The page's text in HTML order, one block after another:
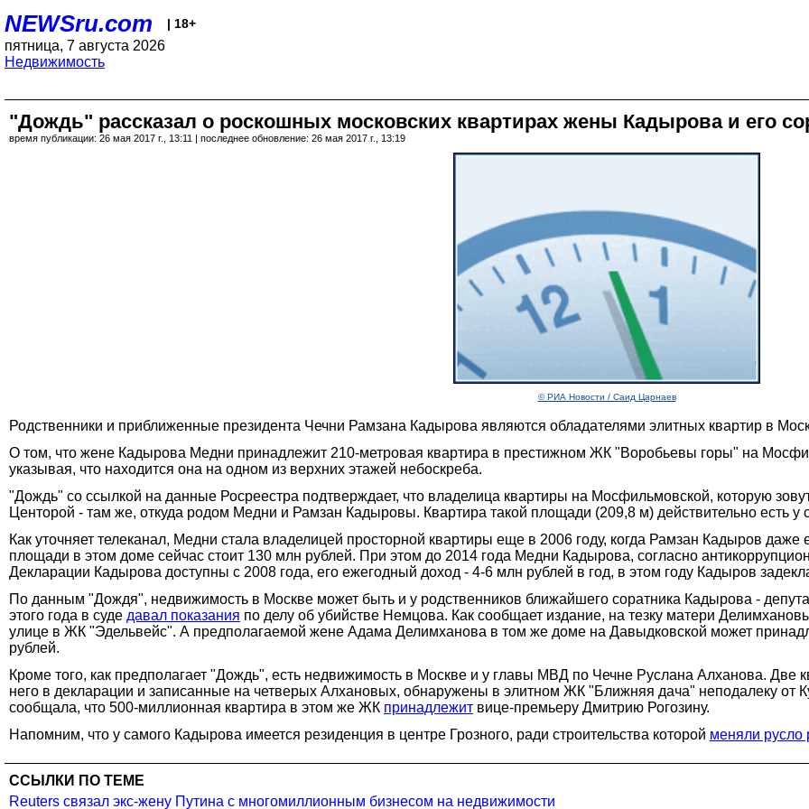
NEWSru.com | 18+
пятница, 7 августа 2026
Недвижимость
"Дождь" рассказал о роскошных московских квартирах жены Кадырова и его
время публикации: 26 мая 2017 г., 13:11 | последнее обновление: 26 мая 2017 г., 13:19
© РИА Новости / Саид Царнаев
Родственники и приближенные президента Чечни Рамзана Кадырова являются обладателями элитных квартир в
О том, что жене Кадырова Медни принадлежит 210-метровая квартира в престижном ЖК "Воробьевы горы" на
указывая, что находится она на одном из верхних этажей небоскреба.
"Дождь" со ссылкой на данные Росреестра подтверждает, что владелица квартиры на Мосфильмовской, которую
Центорой - там же, откуда родом Медни и Рамзан Кадыровы. Квартира такой площади (209,8 м) действительно есть у
Как уточняет телеканал, Медни стала владелицей просторной квартиры еще в 2006 году, когда Рамзан Кадыров
площади в этом доме сейчас стоит 130 млн рублей. При этом до 2014 года Медни Кадырова, согласно
Декларации Кадырова доступны с 2008 года, его ежегодный доход - 4-6 млн рублей в год, в этом году Кадыров
По данным "Дождя", недвижимость в Москве может быть и у родственников ближайшего соратника Кадырова -
этого года в суде давал показания по делу об убийстве Немцова. Как сообщает издание, на тезку матери
улице в ЖК "Эдельвейс". А предполагаемой жене Адама Делимханова в том же доме на Давыдковской может
рублей.
Кроме того, как предполагает "Дождь", есть недвижимость в Москве и у главы МВД по Чечне Руслана Алханова.
него в декларации и записанные на четверых Алхановых, обнаружены в элитном ЖК "Ближняя дача" неподалеку от
сообщала, что 500-миллионная квартира в этом же ЖК принадлежит вице-премьеру Дмитрию Рогозину.
Напомним, что у самого Кадырова имеется резиденция в центре Грозного, ради строительства которой меняли русло
ССЫЛКИ ПО ТЕМЕ
Reuters связал экс-жену Путина с многомиллионным бизнесом на недвижимости